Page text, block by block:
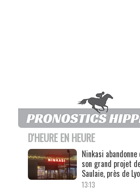
D'HEURE EN HEURE
Ninkasi
son grand projet
Saulaie, près de
13:13